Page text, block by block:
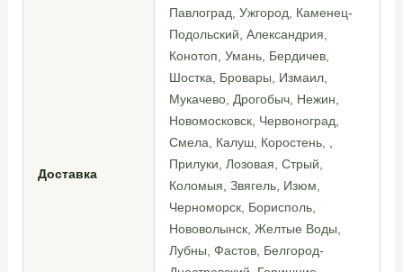
Доставка
Павлоград, Ужгород, Каменец-
Подольский, Александрия,
Конотоп, Умань, Бердичев,
Шостка, Бровары, Измаил,
Мукачево, Дрогобыч, Нежин,
Новомосковск, Червоноград,
Смела, Калуш, Коростень, ,
Прилуки, Лозовая, Стрый,
Коломыя, Звягель, Изюм,
Черноморск, Борисполь,
Нововолынск, Желтые Воды,
Лубны, Фастов, Белгород-